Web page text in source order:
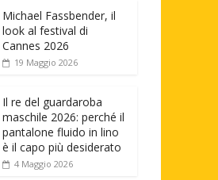
Michael Fassbender, il
look al festival di
Cannes 2026
19 Maggio 2026
Il re del guardaroba
maschile 2026: perché il
pantalone fluido in lino
è il capo più desiderato
4 Maggio 2026